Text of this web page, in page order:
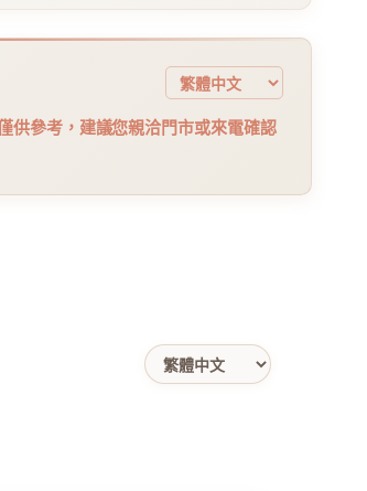
供參考，建議您親洽門市或來電確認